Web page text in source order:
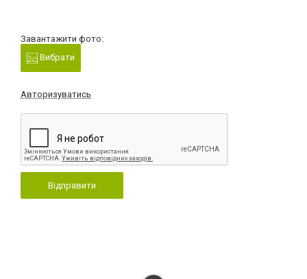
Завантажити фото:
Вибрати
Авторизуватись
Відправити